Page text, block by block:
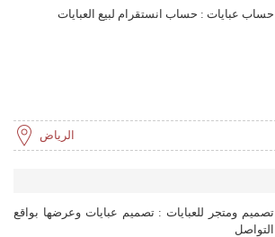
حساب عبايات : حساب انستقرام لبيع العبايات
الرياض
تصميم ومتجر للعبايات : تصميم عبايات وعرضها بواقع
التواصل